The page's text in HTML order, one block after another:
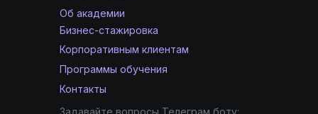
Бизнес-стажировка
Контакты
Корпоративным клиентам
Об академии
Программы обучения
Задавайте вопросы Телеграм боту: